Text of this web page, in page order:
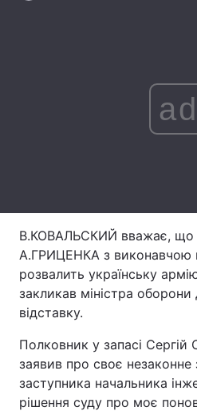
Тема оформлення
ad
В.КОВАЛЬСКИЙ вважає, що
А.ГРИЦЕНКА з виконавчою
розвалить українську
закликав міністра оборони
відставку.
Полковник у запасі
заявив про своє незаконне
заступника начальника
рішення суду про моє